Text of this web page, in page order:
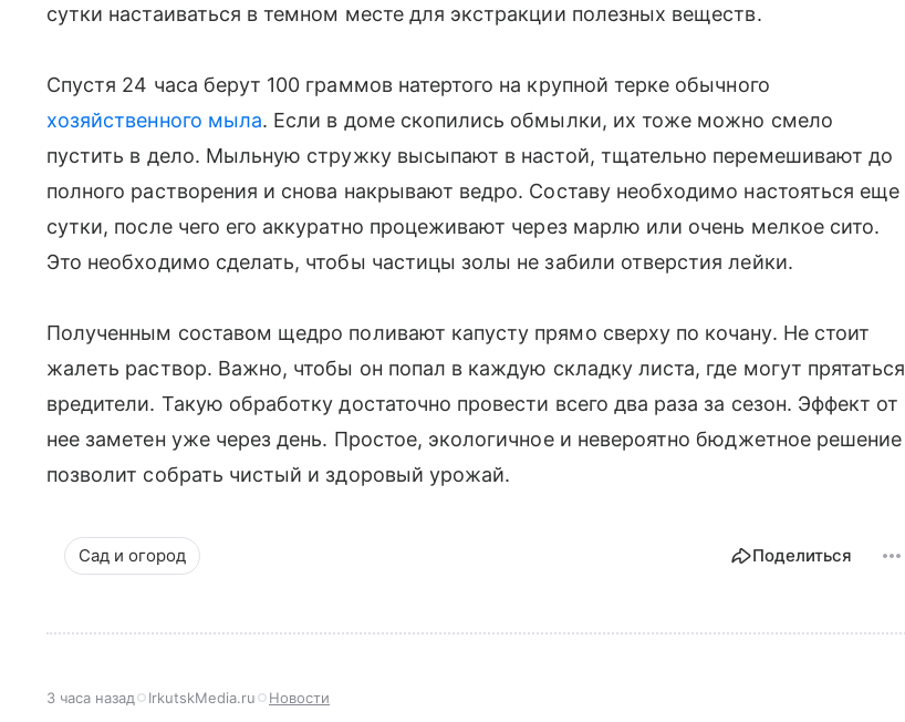
сутки настаиваться в темном месте для экстракции полезных веществ.
Спустя 24 часа берут 100 граммов натертого на крупной терке обычного
хозяйственного мыла. Если в доме скопились обмылки, их тоже можно смело
пустить в дело. Мыльную стружку высыпают в настой, тщательно перемешивают до
полного растворения и снова накрывают ведро. Составу необходимо настояться еще
сутки, после чего его аккуратно процеживают через марлю или очень мелкое сито.
Это необходимо сделать, чтобы частицы золы не забили отверстия лейки.
Полученным составом щедро поливают капусту прямо сверху по кочану. Не стоит
жалеть раствор. Важно, чтобы он попал в каждую складку листа, где могут прятаться
вредители. Такую обработку достаточно провести всего два раза за сезон. Эффект от
нее заметен уже через день. Простое, экологичное и невероятно бюджетное решение
позволит собрать чистый и здоровый урожай.
Сад и огород Поделиться
3 часа назад IrkutskMedia.ru Новости